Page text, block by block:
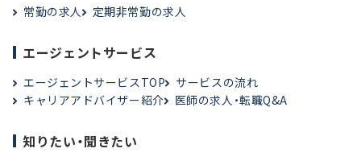
常勤の求人 定期非常勤の求人
エージェントサービス
エージェントサービスTOP
サービスの流れ
キャリアアドバイザー紹介
医師の求人・転職Q&A
知りたい・聞きたい